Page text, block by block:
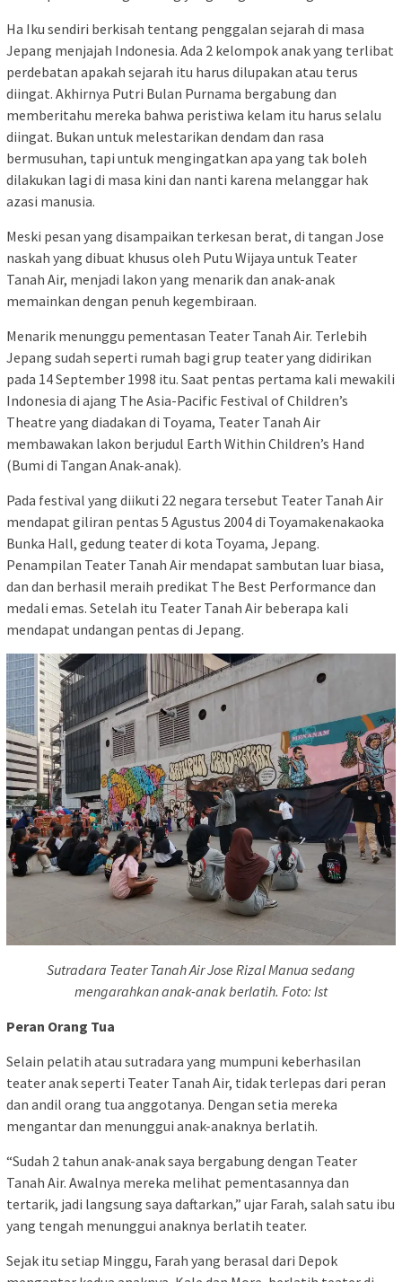
Ha Iku sendiri berkisah tentang penggalan sejarah di masa
Jepang menjajah Indonesia. Ada 2 kelompok anak yang terlibat
perdebatan apakah sejarah itu harus dilupakan atau terus
diingat. Akhirnya Putri Bulan Purnama bergabung dan
memberitahu mereka bahwa peristiwa kelam itu harus selalu
diingat. Bukan untuk melestarikan dendam dan rasa
bermusuhan, tapi untuk mengingatkan apa yang tak boleh
dilakukan lagi di masa kini dan nanti karena melanggar hak
azasi manusia.
Meski pesan yang disampaikan terkesan berat, di tangan Jose
naskah yang dibuat khusus oleh Putu Wijaya untuk Teater
Tanah Air, menjadi lakon yang menarik dan anak-anak
memainkan dengan penuh kegembiraan.
Menarik menunggu pementasan Teater Tanah Air. Terlebih
Jepang sudah seperti rumah bagi grup teater yang didirikan
pada 14 September 1998 itu. Saat pentas pertama kali mewakili
Indonesia di ajang The Asia-Pacific Festival of Children’s
Theatre yang diadakan di Toyama, Teater Tanah Air
membawakan lakon berjudul Earth Within Children’s Hand
(Bumi di Tangan Anak-anak).
Pada festival yang diikuti 22 negara tersebut Teater Tanah Air
mendapat giliran pentas 5 Agustus 2004 di Toyamakenakaoka
Bunka Hall, gedung teater di kota Toyama, Jepang.
Penampilan Teater Tanah Air mendapat sambutan luar biasa,
dan dan berhasil meraih predikat The Best Performance dan
medali emas. Setelah itu Teater Tanah Air beberapa kali
mendapat undangan pentas di Jepang.
Sutradara Teater Tanah Air Jose Rizal Manua sedang
mengarahkan anak-anak berlatih. Foto: Ist
Peran Orang Tua
Selain pelatih atau sutradara yang mumpuni keberhasilan
teater anak seperti Teater Tanah Air, tidak terlepas dari peran
dan andil orang tua anggotanya. Dengan setia mereka
mengantar dan menunggui anak-anaknya berlatih.
“Sudah 2 tahun anak-anak saya bergabung dengan Teater
Tanah Air. Awalnya mereka melihat pementasannya dan
tertarik, jadi langsung saya daftarkan,” ujar Farah, salah satu ibu
yang tengah menunggui anaknya berlatih teater.
Sejak itu setiap Minggu, Farah yang berasal dari Depok